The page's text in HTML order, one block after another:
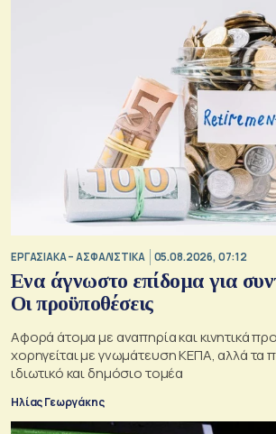
ΕΡΓΑΣΙΑΚΑ – ΑΣΦΑΛΙΣΤΙΚΑ 05.08.2026, 07:12
Ενα άγνωστο επίδομα για
Οι προϋποθέσεις
Αφορά άτομα με αναπηρία και κινητικά
χορηγείται με γνωμάτευση ΚΕΠΑ, αλλά τα ποσά διαφέρουν σε
ιδιωτικό και δημόσιο τομέα
Ηλίας Γεωργάκης